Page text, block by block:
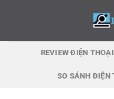
REVIEW ĐIỆN THOẠI
SO SÁNH ĐIỆN